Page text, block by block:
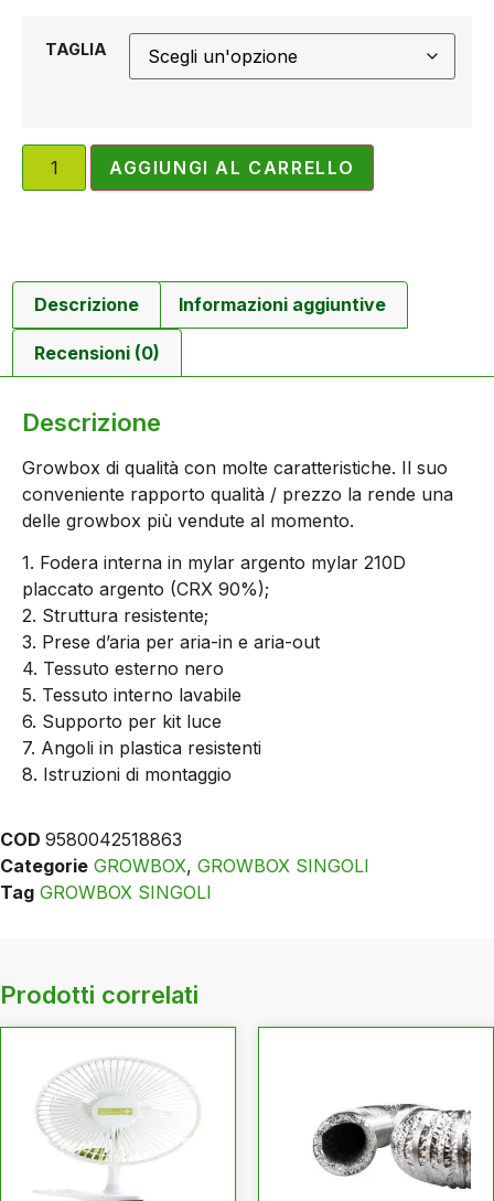
TAGLIA
AGGIUNGI AL CARRELLO
Descrizione Informazioni aggiuntive
Recensioni (0)
Descrizione
Growbox di qualità con molte caratteristiche. Il suo
conveniente rapporto qualità / prezzo la rende una
delle growbox più vendute al momento.
1. Fodera interna in mylar argento mylar 210D
placcato argento (CRX 90%);
2. Struttura resistente;
3. Prese d’aria per aria-in e aria-out
4. Tessuto esterno nero
5. Tessuto interno lavabile
6. Supporto per kit luce
7. Angoli in plastica resistenti
8. Istruzioni di montaggio
COD 9580042518863
Categorie GROWBOX, GROWBOX SINGOLI
Tag GROWBOX SINGOLI
Prodotti correlati